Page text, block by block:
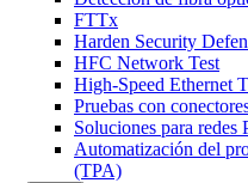
FTTx
Harden Security
HFC Network Test
High-Speed Ethernet
Pruebas con
Soluciones para redes
Automatización del
(TPA)